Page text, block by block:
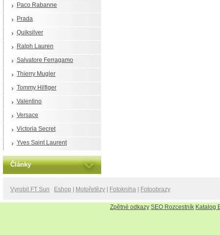
Paco Rabanne
Prada
Quiksilver
Ralph Lauren
Salvatore Ferragamo
Thierry Mugler
Tommy Hilfiger
Valentino
Versace
Victoria Secret
Yves Saint Laurent
Články
Vyrobil FT Sun Eshop Motořetězy Fotokniha Fotoobrazy
Zpětné odkazy SEO Rozcestník Katalog